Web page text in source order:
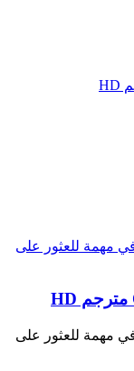
مهمة للعثور على
مهمة للعثور على